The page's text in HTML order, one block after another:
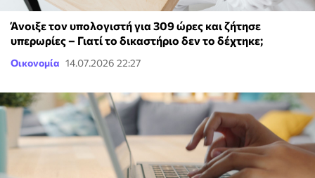
Άνοιξε τον υπολογιστή για 309 ώρες και ζήτησε
υπερωρίες – Γιατί το δικαστήριο δεν το δέχτηκε;
Οικονομία 14.07.2026 22:27